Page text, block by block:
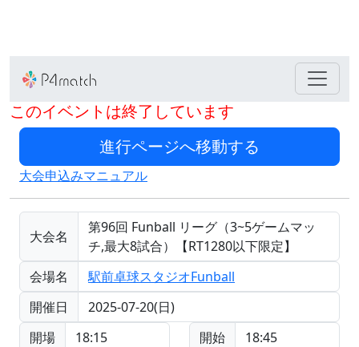
このイベントは終了しています
大会申込みマニュアル
大会名
第96回 Funball リーグ（3~5ゲームマッ
チ,最大8試合）【RT1280以下限定】
会場名
駅前卓球スタジオFunball
開催日
2025-07-20(日)
開場
18:15 開始
18:45